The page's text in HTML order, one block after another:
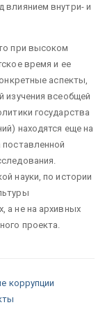
влиянием внутри- и
при высоком
время и ее
аспекты,
изучения всеобщей
государства
находятся еще на
науки, по истории
а не на архивных
проекта.
коррупции